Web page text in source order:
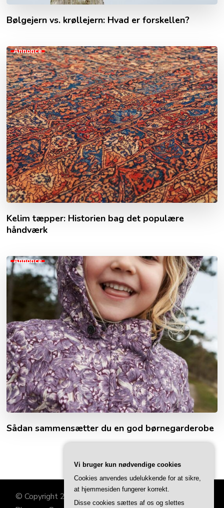
Bølgejern vs. krøllejern: Hvad er forskellen?
Annonce
Kelim tæpper: Historien bag det populære
håndværk
Annonce
Sådan sammensætter du en god børnegarderobe
© Copyright 2026 Familiehjørnet . All Rights Reserved.
Vi bruger kun nødvendige cookies
Cookies anvendes udelukkende for at sikre,
at hjemmesiden fungerer korrekt.
Disse cookies sættes af os og slettes